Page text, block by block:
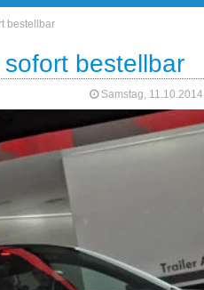
bestellbar
bestellbar
Samstag, 11.10.2014